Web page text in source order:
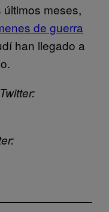
meses,
de guerra
han llegado a